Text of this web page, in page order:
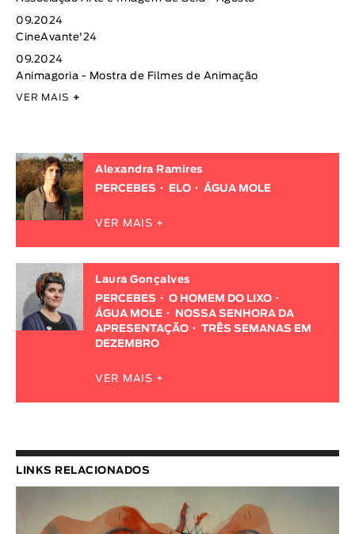
09.2024
CineAvante'24
09.2024
Animagoria - Mostra de Filmes de Animação
VER MAIS +
Alexandra Ramires
PERCEBES
ELO ÁGUA MOLE
VER MAIS +
Laura Gonçalves
PERCEBES
O HOMEM DO LIXO
ÁGUA MOLE
NOSSA SENHORA DA
APRESENTAÇÃO
TRÊS SEMANAS EM
DEZEMBRO
VER MAIS +
LINKS RELACIONADOS